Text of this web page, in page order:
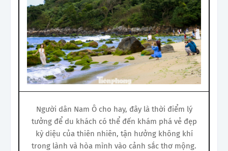
Người dân Nam Ô cho hay, đây là thời điểm lý
tưởng để du khách có thể đến khám phá vẻ đẹp
kỳ diệu của thiên nhiên, tận hưởng không khí
trong lành và hòa mình vào cảnh sắc thơ mộng.